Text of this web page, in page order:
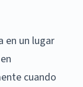
en un lugar
cuando